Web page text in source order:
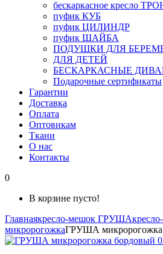
бескаркасное кресло
пуфик КУБ
пуфик ЦИЛИНДР
пуфик ШАЙБА
ПОДУШКИ ДЛЯ
ДЛЯ ДЕТЕЙ
БЕСКАРКАСНЫЕ
Подарочные сертификаты
Гарантии
Доставка
Оплата
Оптовикам
Ткани
О нас
Контакты
0
В корзине пусто!
Главнаякресло-мешок ГРУША
микророгожкаГРУША микророгожка